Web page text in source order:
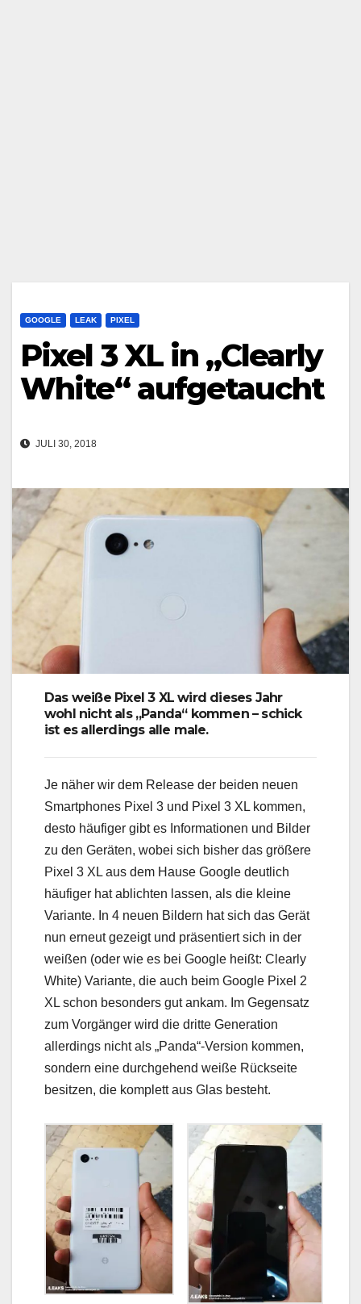
GOOGLE LEAK PIXEL
Pixel 3 XL in „Clearly
White“ aufgetaucht
JULI 30, 2018
Das weiße Pixel 3 XL wird dieses Jahr
wohl nicht als „Panda“ kommen – schick
ist es allerdings alle male.
Je näher wir dem Release der beiden neuen
Smartphones Pixel 3 und Pixel 3 XL kommen,
desto häufiger gibt es Informationen und Bilder
zu den Geräten, wobei sich bisher das größere
Pixel 3 XL aus dem Hause Google deutlich
häufiger hat ablichten lassen, als die kleine
Variante. In 4 neuen Bildern hat sich das Gerät
nun erneut gezeigt und präsentiert sich in der
weißen (oder wie es bei Google heißt: Clearly
White) Variante, die auch beim Google Pixel 2
XL schon besonders gut ankam. Im Gegensatz
zum Vorgänger wird die dritte Generation
allerdings nicht als „Panda“-Version kommen,
sondern eine durchgehend weiße Rückseite
besitzen, die komplett aus Glas besteht.